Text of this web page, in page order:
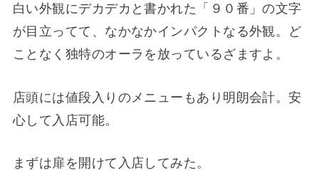
白い外観にデカデカと書かれた「９０番」の文字
が目立ってて、なかなかインパクトなる外観。ど
ことなく独特のオーラを放っているざますよ。
店頭には値段入りのメニューもあり明朗会計。安
心して入店可能。
まずは扉を開けて入店してみた。